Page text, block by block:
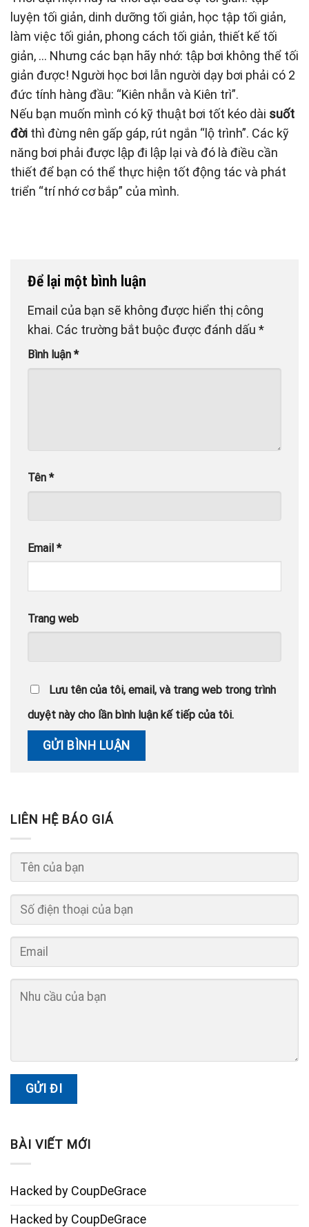
luyện tối giản, dinh dưỡng tối giản, học tập tối giản,
làm việc tối giản, phong cách tối giản, thiết kế tối
giản, … Nhưng các bạn hãy nhớ: tập bơi không thể tối
giản được! Người học bơi lẫn người dạy bơi phải có 2
đức tính hàng đầu: “Kiên nhẫn và Kiên trì”.
Nếu bạn muốn mình có kỹ thuật bơi tốt kéo dài suốt
đời thì đừng nên gấp gáp, rút ngắn “lộ trình”. Các kỹ
năng bơi phải được lập đi lập lại và đó là điều cần
thiết để bạn có thể thực hiện tốt động tác và phát
triển “trí nhớ cơ bắp” của mình.
Để lại một bình luận
Email của bạn sẽ không được hiển thị công
khai. Các trường bắt buộc được đánh dấu *
Bình luận *
Tên *
Email *
Trang web
Lưu tên của tôi, email, và trang web trong trình
duyệt này cho lần bình luận kế tiếp của tôi.
LIÊN HỆ BÁO GIÁ
BÀI VIẾT MỚI
Hacked by CoupDeGrace
Hacked by CoupDeGrace